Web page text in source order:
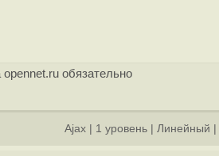
обязательно
Ajax 1 уровень Линейный